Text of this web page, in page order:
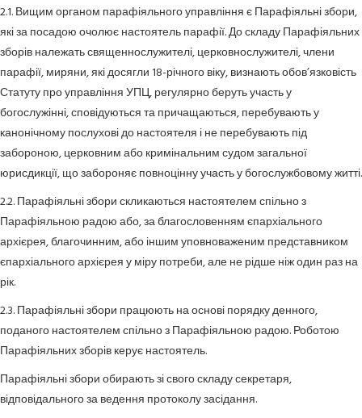
2.1. Вищим органом парафіяльного управління є Парафіяльні збори,
які за посадою очолює настоятель парафії. До складу Парафіяльних
зборів належать священнослужителі, церковнослужителі, члени
парафії, миряни, які досягли 18-річного віку, визнають обов’язковість
Статуту про управління УПЦ, регулярно беруть участь у
богослужінні, сповідуються та причащаються, перебувають у
канонічному послухові до настоятеля і не перебувають під
забороною, церковним або кримінальним судом загальної
юрисдикції, що забороняє повноцінну участь у богослужбовому житті.
2.2. Парафіяльні збори скликаються настоятелем спільно з
Парафіяльною радою або, за благословенням єпархіального
архієрея, благочинним, або іншим уповноваженим представником
єпархіального архієрея у міру потреби, але не рідше ніж один раз на
рік.
2.3. Парафіяльні збори працюють на основі порядку денного,
поданого настоятелем спільно з Парафіяльною радою. Роботою
Парафіяльних зборів керує настоятель.
Парафіяльні збори обирають зі свого складу секретаря,
відповідального за ведення протоколу засідання.